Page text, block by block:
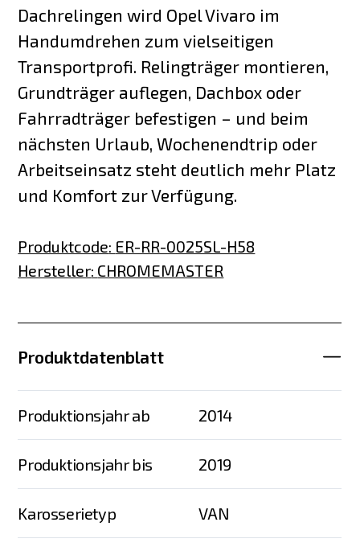
Dachrelingen wird Opel Vivaro im
Handumdrehen zum vielseitigen
Transportprofi. Relingträger montieren,
Grundträger auflegen, Dachbox oder
Fahrradträger befestigen – und beim
nächsten Urlaub, Wochenendtrip oder
Arbeitseinsatz steht deutlich mehr Platz
und Komfort zur Verfügung.
Produktcode: ER-RR-0025SL-H58
Hersteller: CHROMEMASTER
Produktdatenblatt
Produktionsjahr ab 2014
Produktionsjahr bis 2019
Karosserietyp VAN